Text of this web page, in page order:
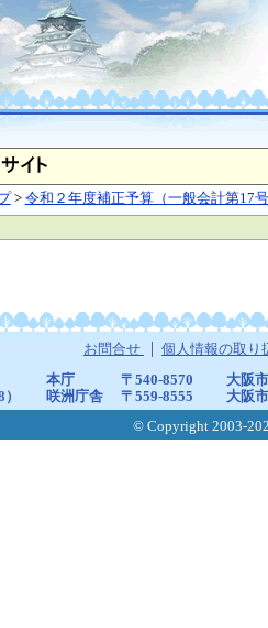
> 令和２年度補正予算（一般会計第17
お問合せ 個人情報の取り
本庁 〒540-8570
大阪
咲洲庁舎
〒559-8555
大阪
© Copyright 2003-